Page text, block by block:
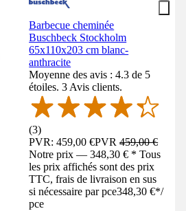
Barbecue cheminée
Buschbeck Stockholm
65x110x203 cm blanc-
anthracite
Moyenne des avis : 4.3 de 5
étoiles. 3 Avis clients.
(3)
PVR: 459,00 €PVR459,00 €
Notre prix — 348,30 € * Tous
les prix affichés sont des prix
TTC, frais de livraison en sus
si nécessaire par pce348,30 €*/
pce